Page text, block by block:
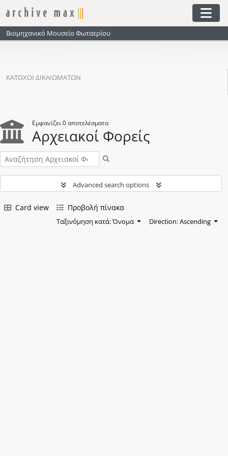
Skip to main content
Βιομηχανικό Μουσείο Φωταερίου
ΚΆΤΟΧΟΙ ΔΙΚΑΙΩΜΆΤΩΝ
Εμφανίζει 0 αποτελέσματα
Αρχειακοί Φορείς
Advanced search options
Card view Προβολή πίνακα
Ταξινόμηση κατά: Όνομα Direction: Ascending